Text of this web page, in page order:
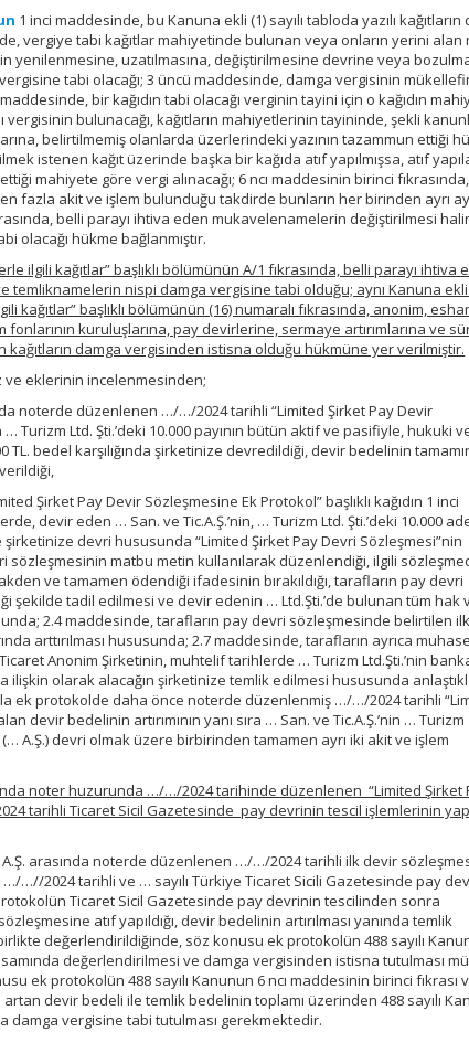
1 inci maddesinde, bu Kanuna ekli (1) sayılı tabloda yazılı kağıtların
vergiye tabi kağıtlar mahiyetinde bulunan veya onların yerini alan
yenilenmesine, uzatılmasına, değiştirilmesine devrine veya
tabi olacağı; 3 üncü maddesinde, damga vergisinin
bir kağıdın tabi olacağı verginin tayini için o kağıdın
vergisinin bulunacağı, kağıtların mahiyetlerinin tayininde, şekli
belirtilmemiş olanlarda üzerlerindeki yazının tazammun ettiği
istenen kağıt üzerinde başka bir kağıda atıf yapılmışsa, atıf
mahiyete göre vergi alınacağı; 6 ncı maddesinin birinci
fazla akit ve işlem bulunduğu takdirde bunların her birinden ayrı
belli parayı ihtiva eden mukavelenamelerin değiştirilmesi
olacağı hükme bağlanmıştır.
ilgili kağıtlar” başlıklı bölümünün A/1 fıkrasında, belli parayı ihtiva
nispi damga vergisine tabi olduğu; aynı Kanuna ekli
kağıtlar” başlıklı bölümünün (16) numaralı fıkrasında, anonim,
kuruluşlarına, pay devirlerine, sermaye artırımlarına ve
kağıtların damga vergisinden istisna olduğu hükmüne yer verilmiştir.
eklerinin incelenmesinden;
noterde düzenlenen …/…/2024 tarihli “Limited Şirket Pay Devir
… Turizm Ltd. Şti.’deki 10.000 payının bütün aktif ve pasifiyle, hukuki
bedel karşılığında şirketinize devredildiği, devir bedelinin
Şirket Pay Devir Sözleşmesine Ek Protokol” başlıklı kağıdın 1 inci
devir eden … San. ve Tic.A.Ş.’nin, … Turizm Ltd. Şti.’deki 10.000
şirketinize devri hususunda “Limited Şirket Pay Devri Sözleşmesi”nin
sözleşmesinin matbu metin kullanılarak düzenlendiği, ilgili
ve tamamen ödendiği ifadesinin bırakıldığı, tarafların pay devri
şekilde tadil edilmesi ve devir edenin … Ltd.Şti.’de bulunan tüm hak
2.4 maddesinde, tarafların pay devri sözleşmesinde belirtilen
arttırılması hususunda; 2.7 maddesinde, tarafların ayrıca
Anonim Şirketinin, muhtelif tarihlerde … Turizm Ltd.Şti.’nin
ilişkin olarak alacağın şirketinize temlik edilmesi hususunda
ek protokolde daha önce noterde düzenlenmiş …/…/2024 tarihli
devir bedelinin artırımının yanı sıra … San. ve Tic.A.Ş.’nin … Turizm
(… A.Ş.) devri olmak üzere birbirinden tamamen ayrı iki akit ve işlem
noter huzurunda …/…/2024 tarihinde düzenlenen “Limited Şirket
tarihli Ticaret Sicil Gazetesinde pay devrinin tescil işlemlerinin
arasında noterde düzenlenen …/…/2024 tarihli ilk devir
…//2024 tarihli ve … sayılı Türkiye Ticaret Sicili Gazetesinde pay
Ticaret Sicil Gazetesinde pay devrinin tescilinden sonra
atıf yapıldığı, devir bedelinin artırılması yanında temlik
değerlendirildiğinde, söz konusu ek protokolün 488 sayılı
değerlendirilmesi ve damga vergisinden istisna tutulması
ek protokolün 488 sayılı Kanunun 6 ncı maddesinin birinci fıkrası
devir bedeli ile temlik bedelinin toplamı üzerinden 488 sayılı
damga vergisine tabi tutulması gerekmektedir.